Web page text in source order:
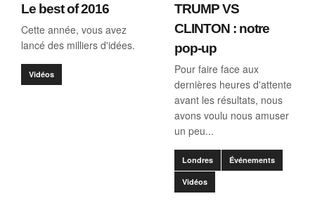
Le best of 2016
Cette année, vous avez
lancé des milliers d'idées.
Vidéos
TRUMP VS
CLINTON : notre
pop-up
Pour faire face aux
dernières heures d'attente
avant les résultats, nous
avons voulu nous amuser
un peu...
Londres Événements
Vidéos